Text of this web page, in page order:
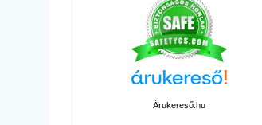
Árukereső.hu